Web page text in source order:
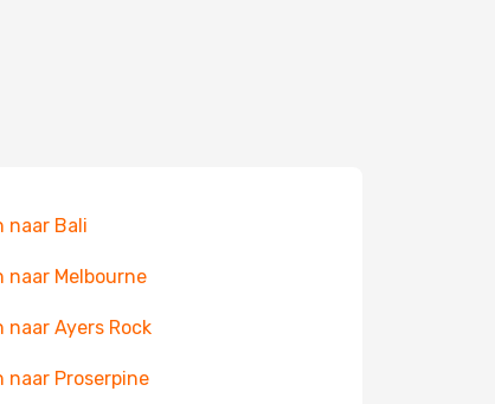
naar Bali
naar Melbourne
naar Ayers Rock
naar Proserpine